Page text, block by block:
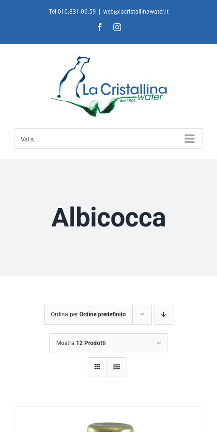
Tel 010.831.06.59 web@lacristallinawater.it
FacebookInstagram
Vai a...
Albicocca
Ordina per Ordine predefinito
Mostra 12 Prodotti